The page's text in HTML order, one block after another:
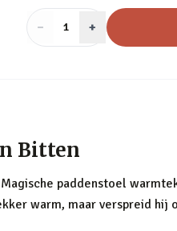
− Aantal
1 +
Bitten
paddenstoel
warm, maar verspreid hij